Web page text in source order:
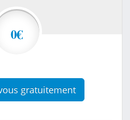
0€
gratuitement